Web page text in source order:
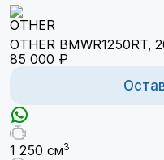
OTHER BMWR1250RT,
85 000 ₽
1 250 см3